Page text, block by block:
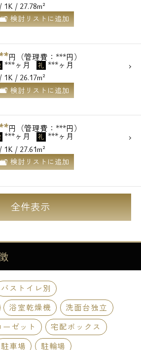
1K / 27.78m²
検討リストに追加
円（管理費：***円）
***ヶ月 礼 ***ヶ月
1K / 26.17m²
検討リストに追加
円（管理費：***円）
***ヶ月 礼 ***ヶ月
1K / 27.61m²
検討リストに追加
全件表示
バストイレ別
浴室乾燥機
洗面台独立
ゼット
宅配ボックス
駐車場 駐輪場